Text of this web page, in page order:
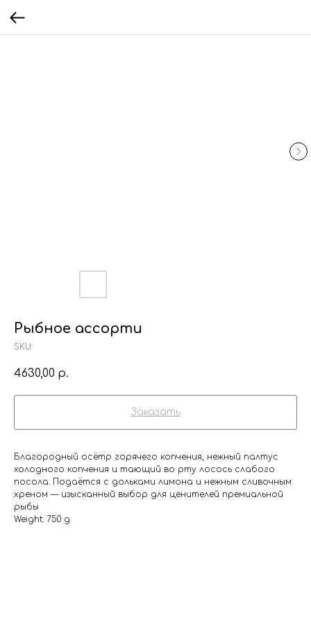
Рыбное ассорти
SKU:
4630,00 р.
Заказать
Благородный осётр горячего копчения, нежный палтус
холодного копчения и тающий во рту лосось слабого
посола. Подаётся с дольками лимона и нежным сливочным
хреном — изысканный выбор для ценителей премиальной
рыбы
Weight: 750 g